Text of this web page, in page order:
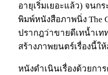
อายุเริ่มเยอะแล้ว) จนก
พิมพ์หนังสือภาพนิ่ง The
ปรากฎว่าขายดีเทน้ำเท
สร้างภาพยนตร์เรื่องนี้ให้
หนังดำเนินเรื่องด้วยกา